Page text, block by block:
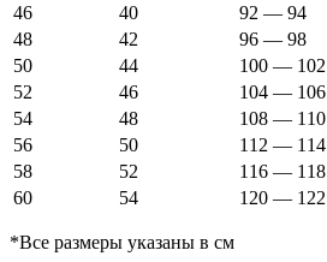
46
40 92 — 94
48
42 96 — 98
50
44 100 — 102
52
46 104 — 106
54
48 108 — 110
56
50 112 — 114
58
52 116 — 118
60
54 120 — 122
*Все размеры указаны в см